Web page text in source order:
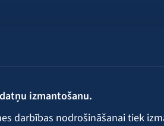
izmantošanu.
darbības nodrošināšanai tiek